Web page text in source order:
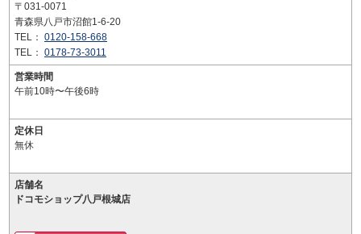
〒031-0071
青森県八戸市沼館1-6-20
TEL： 0120-158-668
TEL： 0178-73-3011
営業時間
午前10時〜午後6時
定休日
無休
店舗名
ドコモショップ八戸根城店